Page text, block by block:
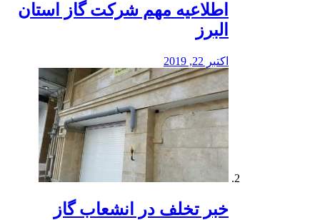
️اطلاعیه مهم شرکت گاز استان
البرز
اکتبر 22, 2019
خبر تخلف در انشعاب گاز